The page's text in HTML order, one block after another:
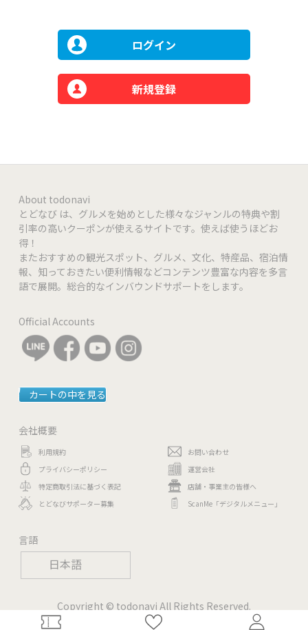
日本語
ログイン
新規登録
About todonavi
とどなび は、グルメを始めとした様々なジャンルの特典や割
引率の高いクーポンが使えるサイトです。使えば使うほどお
得！
またおすすめの観光スポット、グルメ、文化、特産品、宿泊情
報、知っておきたい便利情報などコンテンツ豊富な内容を多言
語で展開。総合的なインバウンドサポートをします。
Official Accounts
カートの中を見る
会社概要
利用規約
プライバシーポリシー
特定商取引法に基づく表記
とどなびサポーター募集
お問い合わせ
運営会社
店舗・事業主の皆様へ
ScanMe「デジタルメニュー」
言語
Copyright © todonavi All Rights Reserved.